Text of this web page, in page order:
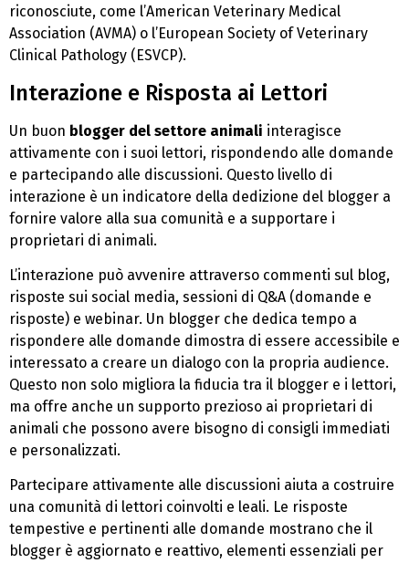
riconosciute, come l’American Veterinary Medical
Association (AVMA) o l’European Society of Veterinary
Clinical Pathology (ESVCP).
Interazione e Risposta ai Lettori
Un buon blogger del settore animali interagisce
attivamente con i suoi lettori, rispondendo alle domande
e partecipando alle discussioni. Questo livello di
interazione è un indicatore della dedizione del blogger a
fornire valore alla sua comunità e a supportare i
proprietari di animali.
L’interazione può avvenire attraverso commenti sul blog,
risposte sui social media, sessioni di Q&A (domande e
risposte) e webinar. Un blogger che dedica tempo a
rispondere alle domande dimostra di essere accessibile e
interessato a creare un dialogo con la propria audience.
Questo non solo migliora la fiducia tra il blogger e i lettori,
ma offre anche un supporto prezioso ai proprietari di
animali che possono avere bisogno di consigli immediati
e personalizzati.
Partecipare attivamente alle discussioni aiuta a costruire
una comunità di lettori coinvolti e leali. Le risposte
tempestive e pertinenti alle domande mostrano che il
blogger è aggiornato e reattivo, elementi essenziali per